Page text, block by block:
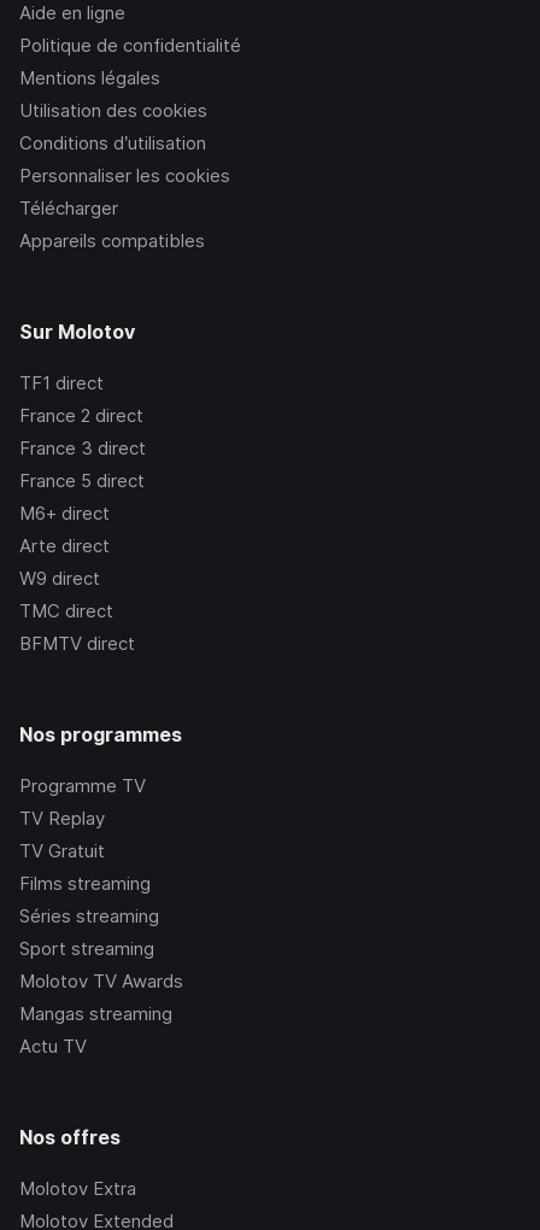
Aide en ligne
Politique de confidentialité
Mentions légales
Utilisation des cookies
Conditions d’utilisation
Personnaliser les cookies
Télécharger
Appareils compatibles
Sur Molotov
TF1 direct
France 2 direct
France 3 direct
France 5 direct
M6+ direct
Arte direct
W9 direct
TMC direct
BFMTV direct
Nos programmes
Programme TV
TV Replay
TV Gratuit
Films streaming
Séries streaming
Sport streaming
Molotov TV Awards
Mangas streaming
Actu TV
Nos offres
Molotov Extra
Molotov Extended